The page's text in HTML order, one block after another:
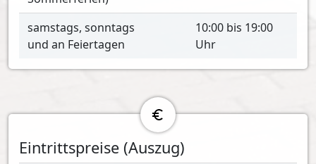
samstags, sonntags
und an Feiertagen
10:00 bis 19:00
Uhr
Eintrittspreise (Auszug)